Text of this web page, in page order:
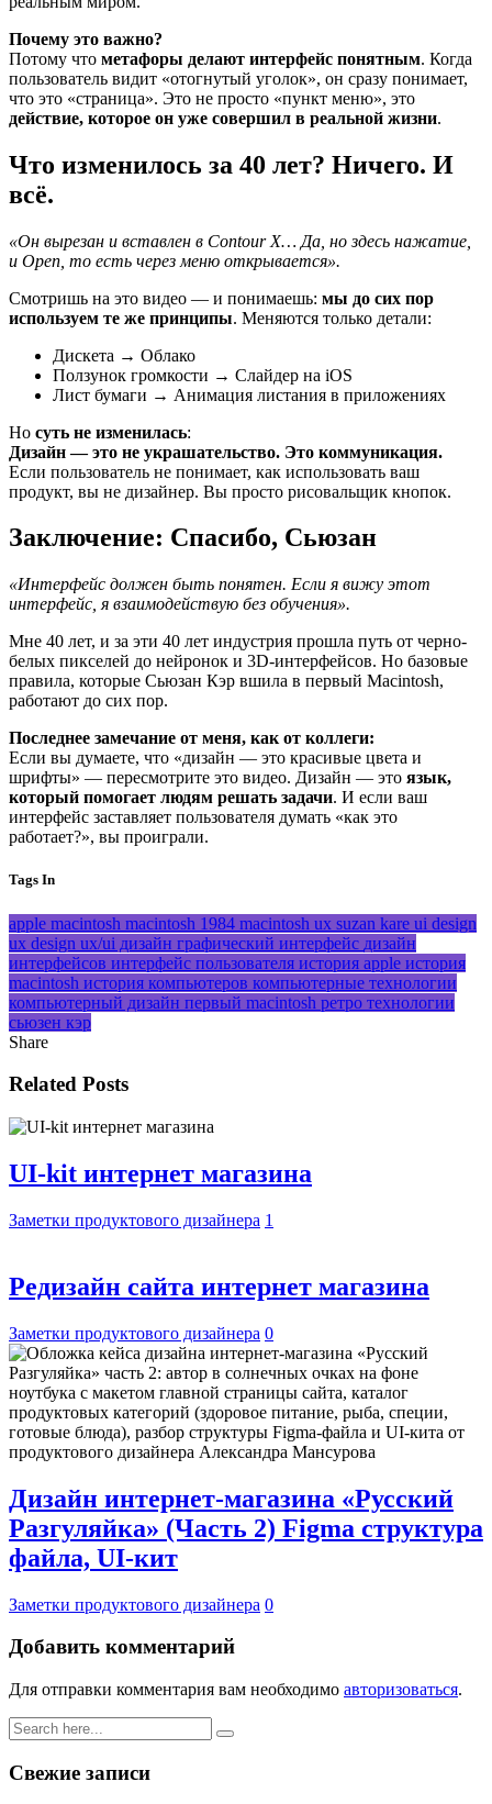
Почему это важно?
Потому что метафоры делают интерфейс понятным. Когда
пользователь видит «отогнутый уголок», он сразу понимает,
что это «страница». Это не просто «пункт меню», это
действие, которое он уже совершил в реальной жизни.
Что изменилось за 40 лет? Ничего. И
всё.
«Он вырезан и вставлен в Contour X… Да, но здесь нажатие,
и Open, то есть через меню открывается».
Смотришь на это видео — и понимаешь: мы до сих пор
используем те же принципы. Меняются только детали:
Дискета → Облако
Ползунок громкости → Слайдер на iOS
Лист бумаги → Анимация листания в приложениях
Но суть не изменилась:
Дизайн — это не украшательство. Это коммуникация.
Если пользователь не понимает, как использовать ваш
продукт, вы не дизайнер. Вы просто рисовальщик кнопок.
Заключение: Спасибо, Сьюзан
«Интерфейс должен быть понятен. Если я вижу этот
интерфейс, я взаимодействую без обучения».
Мне 40 лет, и за эти 40 лет индустрия прошла путь от черно-
белых пикселей до нейронок и 3D-интерфейсов. Но базовые
правила, которые Сьюзан Кэр вшила в первый Macintosh,
работают до сих пор.
Последнее замечание от меня, как от коллеги:
Если вы думаете, что «дизайн — это красивые цвета и
шрифты» — пересмотрите это видео. Дизайн — это язык,
который помогает людям решать задачи. И если ваш
интерфейс заставляет пользователя думать «как это
работает?», вы проиграли.
Tags In
apple macintosh macintosh 1984 macintosh ux suzan kare ui design
ux design ux/ui дизайн графический интерфейс дизайн
интерфейсов интерфейс пользователя история apple история
macintosh история компьютеров компьютерные технологии
компьютерный дизайн первый macintosh ретро технологии
сьюзен кэр
Share
Related Posts
UI-kit интернет магазина
Заметки продуктового дизайнера 1
Редизайн сайта интернет магазина
Заметки продуктового дизайнера 0
Дизайн интернет-магазина «Русский
Разгуляйка» (Часть 2) Figma структура
файла, UI-кит
Заметки продуктового дизайнера 0
Добавить комментарий
Для отправки комментария вам необходимо авторизоваться.
Свежие записи